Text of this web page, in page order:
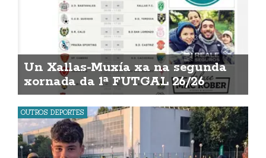
Un Xallas-Muxía xa na segunda
xornada da 1ª FUTGAL 26/26
OUTROS DEPORTES